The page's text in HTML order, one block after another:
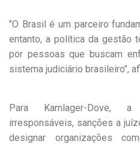
"O Brasil é um parceiro
entanto, a política da gestão
por pessoas que buscam
sistema judiciário brasileiro",
Para Kamlager-Dove,
irresponsáveis, sanções a
designar organizações